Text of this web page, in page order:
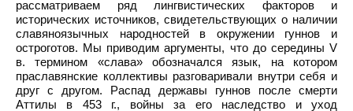
рассматриваем ряд лингвистических факторов и
исторических источников, свидетельствующих о наличии
славяноязычных народностей в окружении гуннов и
остроготов. Мы приводим аргументы, что до середины V
в. термином «слава» обозначался язык, на котором
праславянские коллективы разговаривали внутри себя и
друг с другом. Распад державы гуннов после смерти
Аттилы в 453 г., войны за его наследство и уход